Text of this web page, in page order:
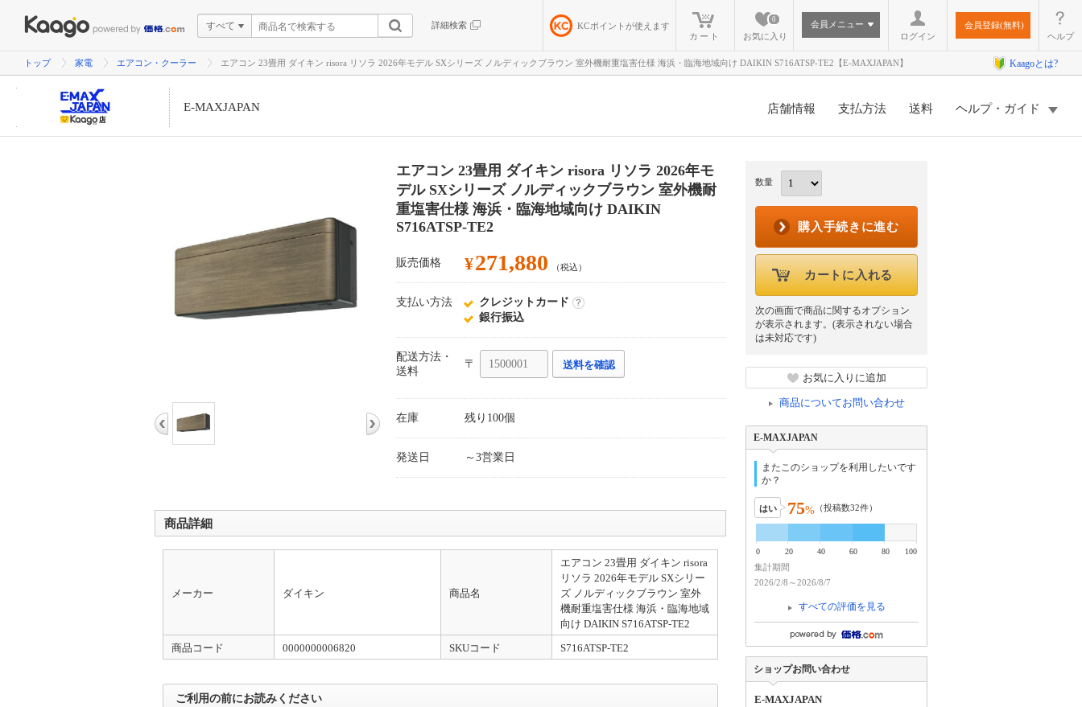
すべて 詳細検索 KCポイントが使えます
カート
お気に入り
0
会員メニュー
ログイン
会員登録(無料)
ヘルプ
トップ 家電 エアコン・クーラー エアコン 23畳用 ダイキン risora リソラ 2026年モデル SXシリーズ ノルディックブラウン 室外機耐重塩害仕様 海浜・臨海地域向け DAIKIN S716ATSP-TE2【E-MAXJAPAN】 Kaagoとは?
E-MAXJAPAN 店舗情報 支払方法 送料 ヘルプ・ガイド
エアコン 23畳用 ダイキン risora リソラ 2026年モ
デル SXシリーズ ノルディックブラウン 室外機耐
重塩害仕様 海浜・臨海地域向け DAIKIN
S716ATSP-TE2
販売価格 ¥271,880 （税込）
支払い方法
クレジットカード
銀行振込
配送方法・
送料
〒 送料を確認
在庫 残り100個
発送日 ～3営業日
商品詳細
メーカー ダイキン 商品名
エアコン 23畳用 ダイキン risora
リソラ 2026年モデル SXシリー
ズ ノルディックブラウン 室外
機耐重塩害仕様 海浜・臨海地域
向け DAIKIN S716ATSP-TE2
商品コード
0000000006820 SKUコード S716ATSP-TE2
ご利用の前にお読みください
数量
購入手続きに進む
カートに入れる
次の画面で商品に関するオプション
が表示されます。(表示されない場合
は未対応です)
お気に入りに追加
商品についてお問い合わせ
E-MAXJAPAN
またこのショップを利用したいです
か？
はい 75% （投稿数32件）
0 20 40 60 80 100
集計期間
2026/2/8～2026/8/7
すべての評価を見る
ショップお問い合わせ
E-MAXJAPAN